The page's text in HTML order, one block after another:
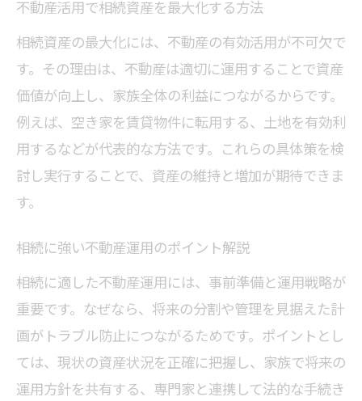
不動産活用で相続資産を最大化する方法
相続資産の最大化には、不動産の有効活用が不可欠で
す。その理由は、不動産は適切に運用することで資産
価値が向上し、家族全体の利益につながるからです。
例えば、空き家を賃貸物件に転用する、土地を有効利
用するなどが代表的な方法です。これらの具体策を検
討し実行することで、資産の維持と増加が期待できま
す。
相続に強い不動産運用のポイント解説
相続に適した不動産運用には、事前準備と運用戦略が
重要です。なぜなら、将来の分割や管理を見据えた計
画がトラブル防止につながるためです。ポイントとし
ては、現状の資産状況を正確に把握し、家族で将来の
運用方針を共有する、専門家と連携して法的な手続き